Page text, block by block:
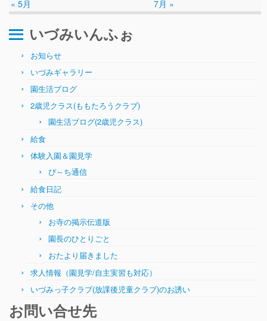
« 5月 7月 »
いづみいんふぉ
お知らせ
いづみギャラリー
園生活ブログ
2歳児クラス(ももたろうクラブ)
園生活ブログ(2歳児クラス)
給食
体験入園＆園見学
ぴ～ち通信
給食日記
その他
お寺の掲示伝道版
園長のひとりごと
おたより届きました
求人情報（園見学/自主実習も対応）
いづみっ子クラブ(放課後児童クラブ)のお誘い
お問い合せ先